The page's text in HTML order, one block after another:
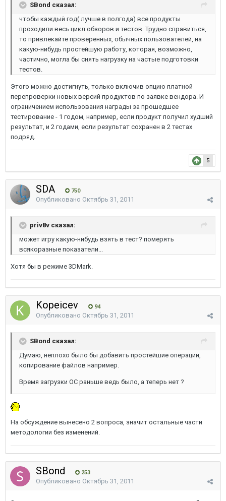
SBond сказал:
чтобы каждый год( лучше в полгода) все продукты
проходили весь цикл обзоров и тестов. Трудно справиться,
то привлекайте проверенных, обычных пользователей, на
какую-нибудь простейшую работу, которая, возможно,
частично, могла бы снять нагрузку на частые подготовки
тестов.
Этого можно достигнуть, только включив опцию платной
перепроверки новых версий продуктов по заявке вендора. И
ограничением использования награды за прошедшее
тестирование - 1 годом, например, если продукт получил худший
результат, и 2 годами, если результат сохранен в 2 тестах
подряд.
5
SDA 750
Опубликовано Октябрь 31, 2011
priv8v сказал:
может игру какую-нибудь взять в тест? померять
всякоразные показатели...
Хотя бы в режиме 3DMark.
Kopeicev 94
Опубликовано Октябрь 31, 2011
SBond сказал:
Думаю, неплохо было бы добавить простейшие операции,
копирование файлов например.
Время загрузки ОС раньше ведь было, а теперь нет ?
На обсуждение вынесено 2 вопроса, значит остальные части
методологии без изменений.
SBond 253
Опубликовано Октябрь 31, 2011